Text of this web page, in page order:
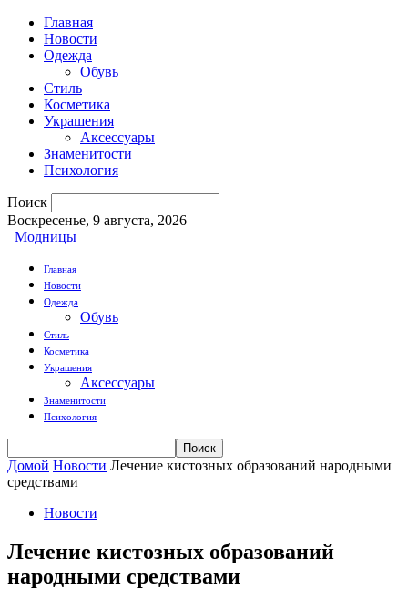
Главная
Новости
Одежда
Обувь
Стиль
Косметика
Украшения
Аксессуары
Знаменитости
Психология
Поиск
Воскресенье, 9 августа, 2026
Модницы
Главная
Новости
Одежда
Обувь
Стиль
Косметика
Украшения
Аксессуары
Знаменитости
Психология
Домой Новости Лечение кистозных образований народными
средствами
Новости
Лечение кистозных образований
народными средствами